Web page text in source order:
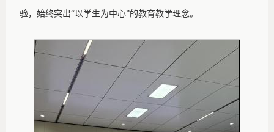
验，始终突出“以学生为中心”的教育教学理念。